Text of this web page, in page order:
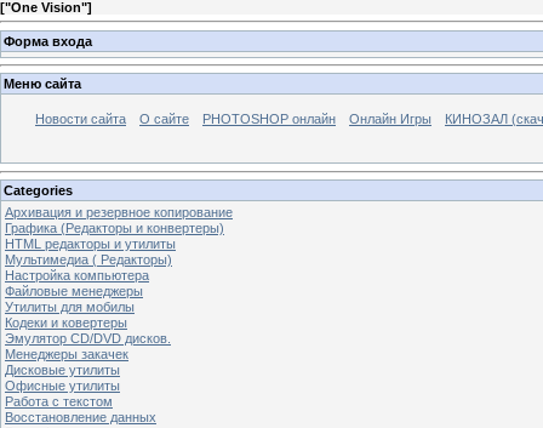
["One Vision"]
Форма входа
Меню сайта
Новости сайта О сайте PHOTOSHOP онлайн Онлайн Игры КИНОЗАЛ
Categories
Архивация и резервное копирование
Графика (Редакторы и конвертеры)
HTML редакторы и утилиты
Мультимедиа ( Редакторы)
Настройка компьютера
Файловые менеджеры
Утилиты для мобилы
Кодеки и ковертеры
Эмулятор CD/DVD дисков.
Менеджеры закачек
Дисковые утилиты
Офисные утилиты
Работа с текстом
Восстановление данных